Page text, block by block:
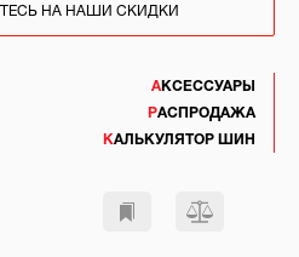
АКСЕССУАРЫ
РАСПРОДАЖА
КАЛЬКУЛЯТОР ШИН
НА НАШИ СКИДКИ